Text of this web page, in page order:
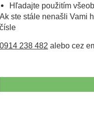
Hľadajte použitím
Ak ste stále nenašli Vami
čísle
0914 238 482 alebo cez